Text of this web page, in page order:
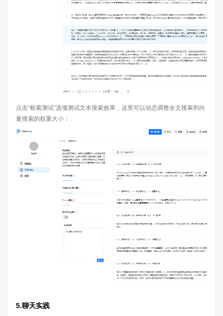
点击“检索测试”选项测试文本搜索效果，这里可以动态调整全文搜索和向
量搜索的权重大小：
5.聊天实践